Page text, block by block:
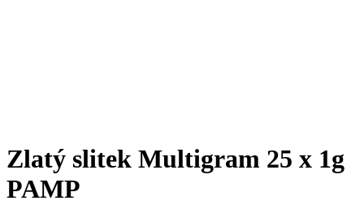
Zlatý slitek Multigram 25 x 1g
PAMP